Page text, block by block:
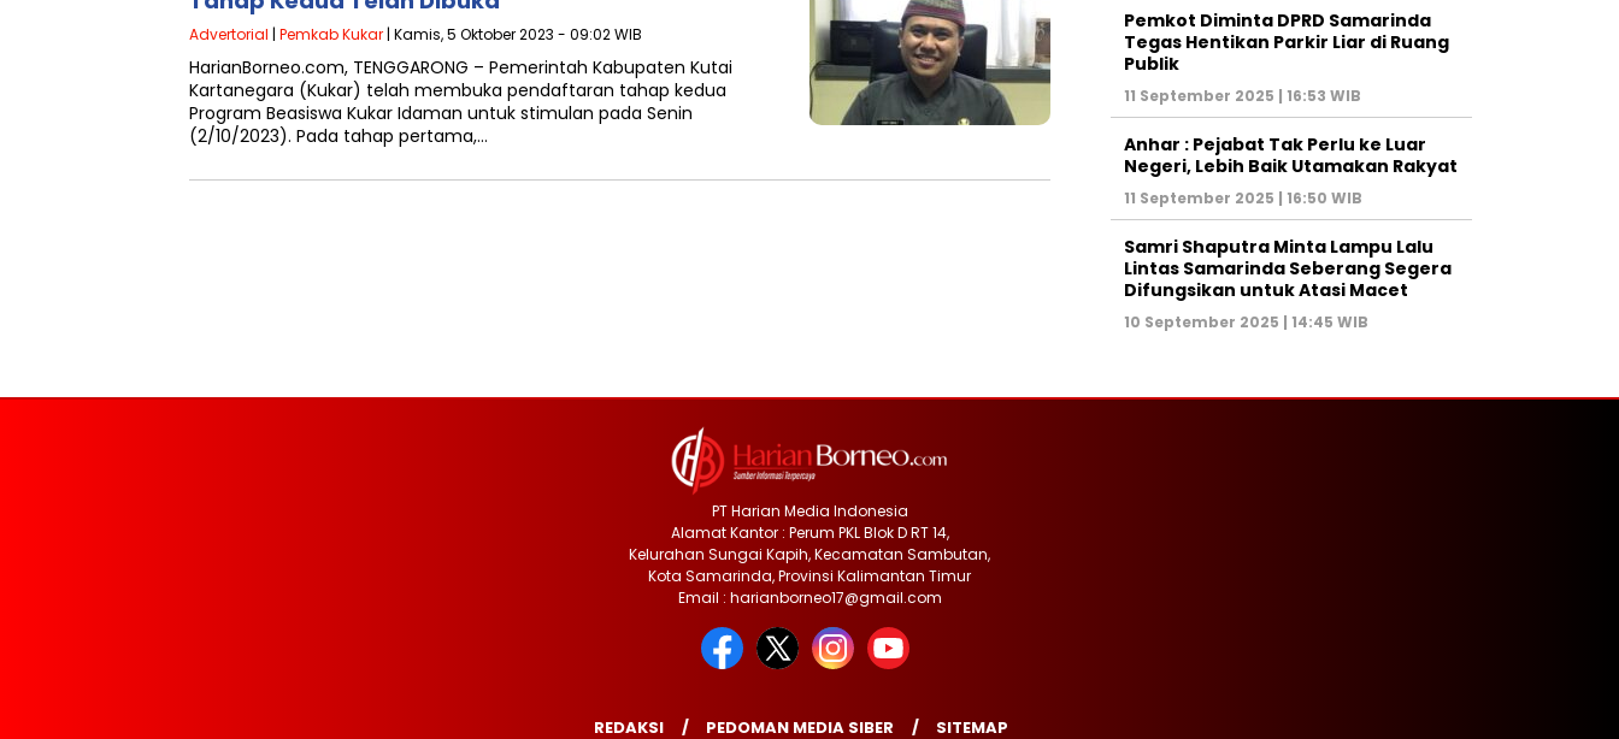
Advertorial | Pemkab Kukar | Kamis, 5 Oktober 2023 - 09:02 WIB
HarianBorneo.com, TENGGARONG – Pemerintah Kabupaten Kutai
Kartanegara (Kukar) telah membuka pendaftaran tahap kedua
Program Beasiswa Kukar Idaman untuk stimulan pada Senin
(2/10/2023). Pada tahap pertama,…
Pemkot Diminta DPRD Samarinda
Tegas Hentikan Parkir Liar di Ruang
Publik
11 September 2025 | 16:53 WIB
Anhar : Pejabat Tak Perlu ke Luar
Negeri, Lebih Baik Utamakan Rakyat
11 September 2025 | 16:50 WIB
Samri Shaputra Minta Lampu Lalu
Lintas Samarinda Seberang Segera
Difungsikan untuk Atasi Macet
10 September 2025 | 14:45 WIB
PT Harian Media Indonesia
Alamat Kantor : Perum PKL Blok D RT 14,
Kelurahan Sungai Kapih, Kecamatan Sambutan,
Kota Samarinda, Provinsi Kalimantan Timur
Email : harianborneo17@gmail.com
REDAKSI PEDOMAN MEDIA SIBER SITEMAP